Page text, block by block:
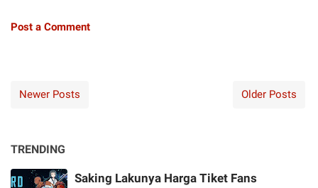
Post a Comment
Newer Posts Older Posts
TRENDING
Saking Lakunya Harga Tiket Fans